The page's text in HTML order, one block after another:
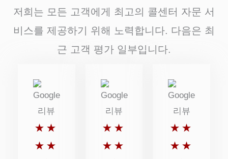
저희는 모든 고객에게 최고의 콜센터 자문 서
비스를 제공하기 위해 노력합니다. 다음은 최
근 고객 평가 일부입니다.
★ ★
★ ★
5
점
★ ★
★ ★
5
점
★ ★
★ ★
5
점